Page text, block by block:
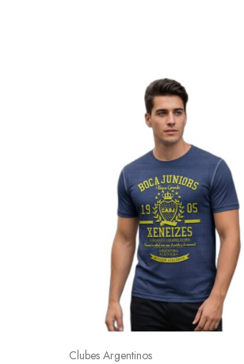
Clubes Argentinos